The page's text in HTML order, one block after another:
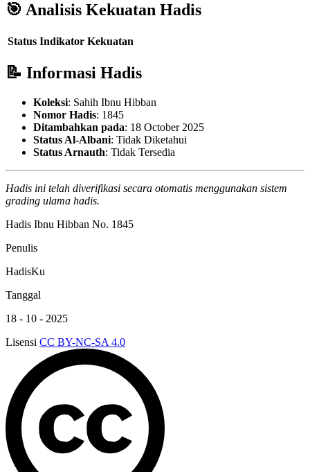
🎯 Analisis Kekuatan Hadis
Status Indikator Kekuatan
📝 Informasi Hadis
Koleksi: Sahih Ibnu Hibban
Nomor Hadis: 1845
Ditambahkan pada: 18 October 2025
Status Al-Albani: Tidak Diketahui
Status Arnauth: Tidak Tersedia
Hadis ini telah diverifikasi secara otomatis menggunakan sistem
grading ulama hadis.
Hadis Ibnu Hibban No. 1845
Penulis
HadisKu
Tanggal
18 - 10 - 2025
Lisensi CC BY-NC-SA 4.0